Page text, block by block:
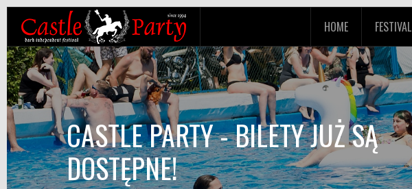
HOME FESTIVAL
CASTLE PARTY - BILETY JUŻ SĄ
DOSTĘPNE!